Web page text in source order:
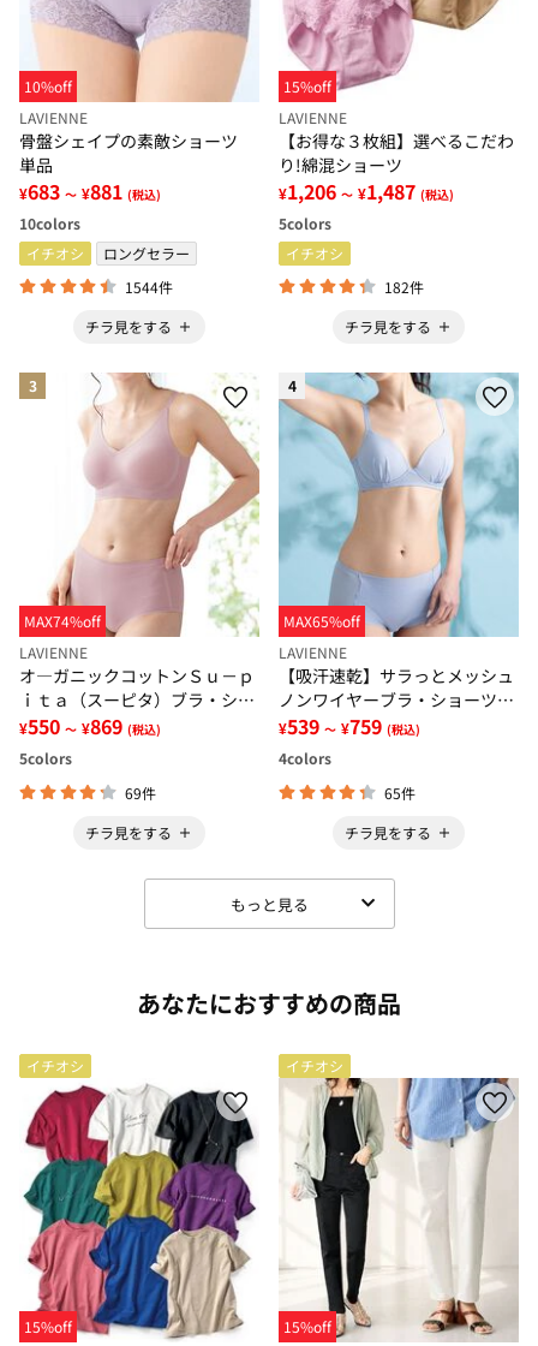
10%off
LAVIENNE
骨盤シェイプの素敵ショーツ
単品
¥683 ～ ¥881 (税込)
10colors
イチオシ
ロングセラー
1544件
チラ見をする
15%off
LAVIENNE
【お得な３枚組】選べるこだわ
り!綿混ショーツ
¥1,206 ～ ¥1,487 (税込)
5colors
イチオシ
182件
チラ見をする
3
MAX74%off
LAVIENNE
オ―ガニックコットンＳｕ－ｐ
ｉｔａ（スーピタ）ブラ・ショ
ーツ（別売）
¥550 ～ ¥869 (税込)
5colors
69件
チラ見をする
4
MAX65%off
LAVIENNE
【吸汗速乾】サラっとメッシュ
ノンワイヤーブラ・ショーツ
（別売）
¥539 ～ ¥759 (税込)
4colors
65件
チラ見をする
もっと見る
あなたにおすすめの商品
イチオシ
15%off
イチオシ
15%off